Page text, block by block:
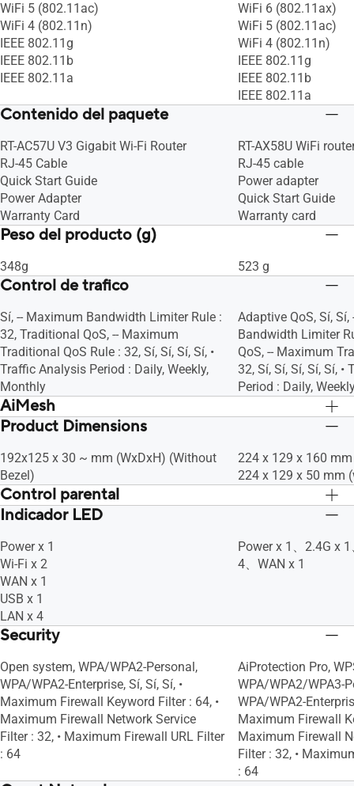
WiFi 5 (802.11ac)
WiFi 4 (802.11n)
IEEE 802.11g
IEEE 802.11b
IEEE 802.11a
WiFi 6 (802.11ax)
WiFi 5 (802.11ac)
WiFi 4 (802.11n)
IEEE 802.11g
IEEE 802.11b
IEEE 802.11a
Contenido del paquete
RT-AC57U V3 Gigabit Wi-Fi Router
RJ-45 Cable
Quick Start Guide
Power Adapter
Warranty Card
RT-AX58U WiFi
RJ-45 cable
Power adapter
Quick Start Guide
Warranty card
Peso del producto (g)
348g 523 g
Control de trafico
Sí, -- Maximum Bandwidth Limiter Rule :
32, Traditional QoS, -- Maximum
Traditional QoS Rule : 32, Sí, Sí, Sí, Sí, •
Traffic Analysis Period : Daily, Weekly,
Monthly
Adaptive QoS, Sí,
Bandwidth Limiter
QoS, -- Maximum
32, Sí, Sí, Sí, Sí, Sí,
Period : Daily,
AiMesh
Sí, Sí, Sí
Product Dimensions
192x125 x 30 ~ mm (WxDxH) (Without
Bezel)
224 x 129 x 160
224 x 129 x 50 mm
Control parental
Sí, Sí
Indicador LED
Power x 1
Wi-Fi x 2
WAN x 1
USB x 1
LAN x 4
Power x 1、2.4G x
4、WAN x 1
Security
Open system, WPA/WPA2-Personal,
WPA/WPA2-Enterprise, Sí, Sí, Sí, •
Maximum Firewall Keyword Filter : 64, •
Maximum Firewall Network Service
Filter : 32, • Maximum Firewall URL Filter
: 64
AiProtection Pro,
WPA/WPA2/WPA3-
WPA/WPA2-
Maximum Firewall
Maximum Firewall
Filter : 32, •
: 64